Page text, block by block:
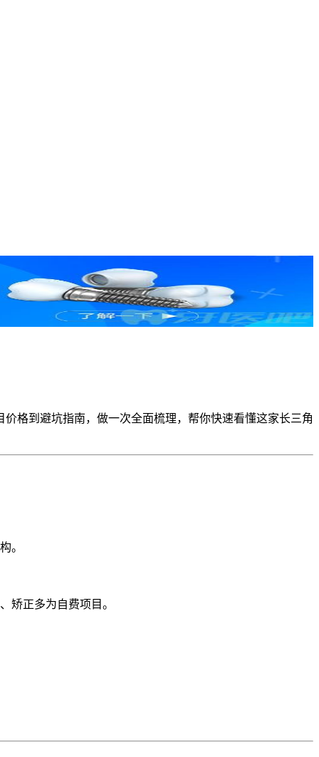
格到避坑指南，做一次全面梳理，帮你快速看懂这家长三角
。
矫正多为自费项目。